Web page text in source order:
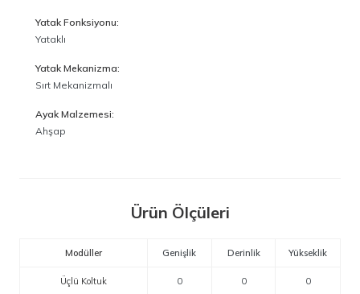
Yatak Fonksiyonu:
Yataklı
Yatak Mekanizma:
Sırt Mekanizmalı
Ayak Malzemesi:
Ahşap
Ürün Ölçüleri
Modüller Genişlik Derinlik Yükseklik
Üçlü Koltuk 0 0 0